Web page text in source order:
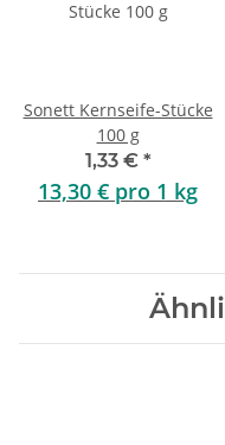
Sonett Kernseife-Stücke
100 g
1,33 € *
13,30 € pro 1 kg